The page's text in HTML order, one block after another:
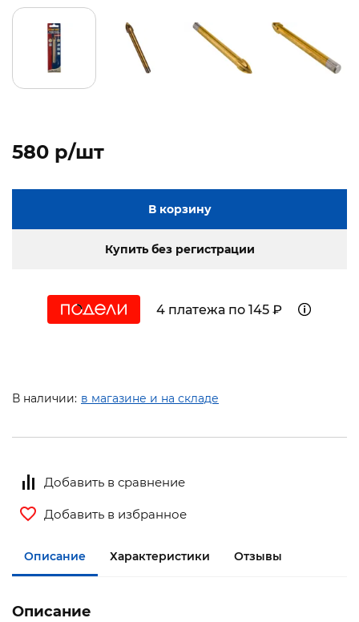
580 p/шт
В корзину
Купить без регистрации
4 платежа по 145 ₽
В наличии: в магазине и на складе
Добавить в сравнение
Добавить в избранное
Описание Характеристики Отзывы
Описание